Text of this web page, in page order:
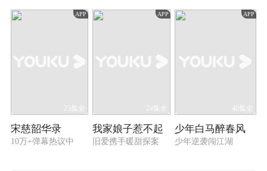
APP
25集全
宋慈韶华录
10万+弹幕热议中
APP
24集全
我家娘子惹不起
旧爱携手暖甜探案
APP
40集全
少年白马醉春风
少年逆袭闯江湖